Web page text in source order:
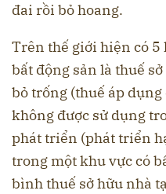
đai rồi bỏ hoang.
Trên thế giới hiện có 5
bất động sản là thuế
bỏ trống (thuế áp dụng
không được sử dụng
phát triển (phát triển
trong một khu vực có
bình thuế sở hữu nhà